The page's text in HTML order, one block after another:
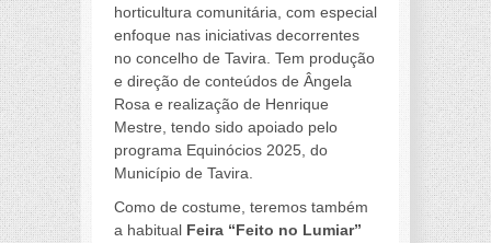
horticultura comunitária, com especial
enfoque nas iniciativas decorrentes
no concelho de Tavira. Tem produção
e direção de conteúdos de Ângela
Rosa e realização de Henrique
Mestre, tendo sido apoiado pelo
programa Equinócios 2025, do
Município de Tavira.
Como de costume, teremos também
a habitual Feira “Feito no Lumiar”